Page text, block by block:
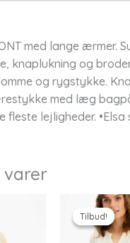
med lange ærmer.
knaplukning og
og rygstykke.
med læg
fleste lejligheder. •Elsa
varer
Tilbud!
Tilbud!